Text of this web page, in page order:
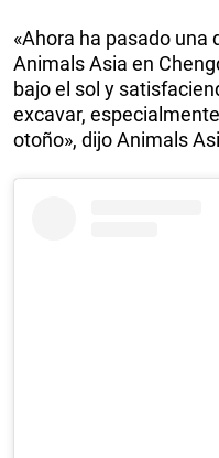
«Ahora ha pasado una
Animals Asia en
bajo el sol y
excavar,
otoño», dijo Animals